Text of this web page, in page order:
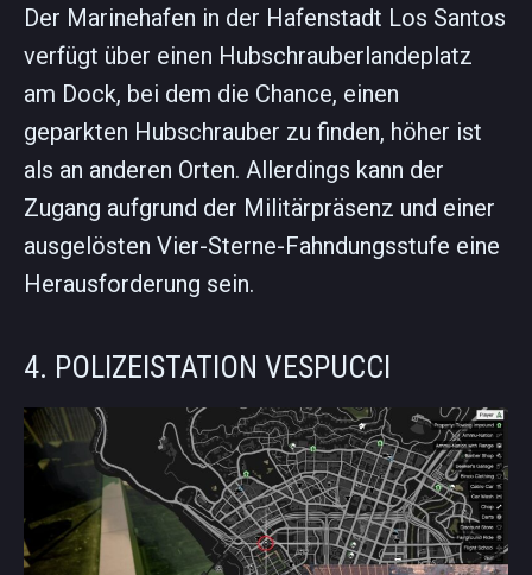
Der Marinehafen in der Hafenstadt Los Santos
verfügt über einen Hubschrauberlandeplatz
am Dock, bei dem die Chance, einen
geparkten Hubschrauber zu finden, höher ist
als an anderen Orten. Allerdings kann der
Zugang aufgrund der Militärpräsenz und einer
ausgelösten Vier-Sterne-Fahndungsstufe eine
Herausforderung sein.
4. POLIZEISTATION VESPUCCI